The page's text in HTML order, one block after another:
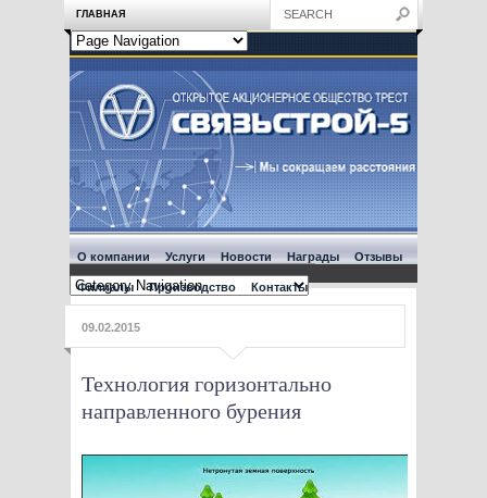
ГЛАВНАЯ
О компании Услуги Новости Награды Отзывы
Филиалы Производство Контакты
09.02.2015
Технология горизонтально
направленного бурения